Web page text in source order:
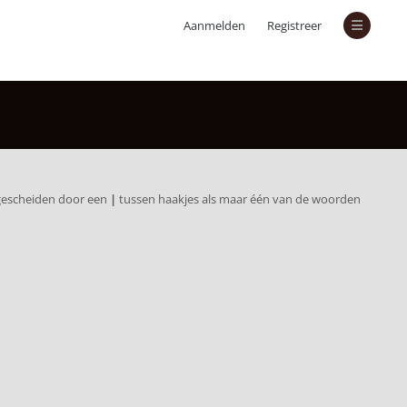
Aanmelden Registreer
door een | tussen haakjes als maar één van de woorden